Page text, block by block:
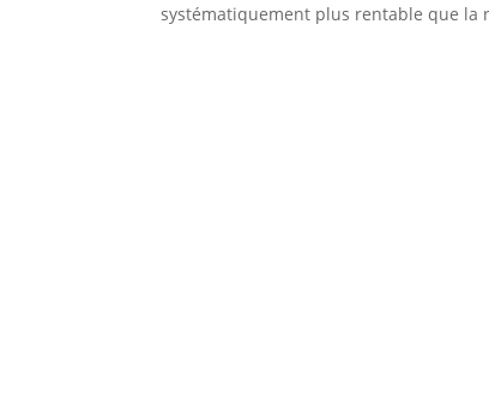
systématiquement plus rentable que la